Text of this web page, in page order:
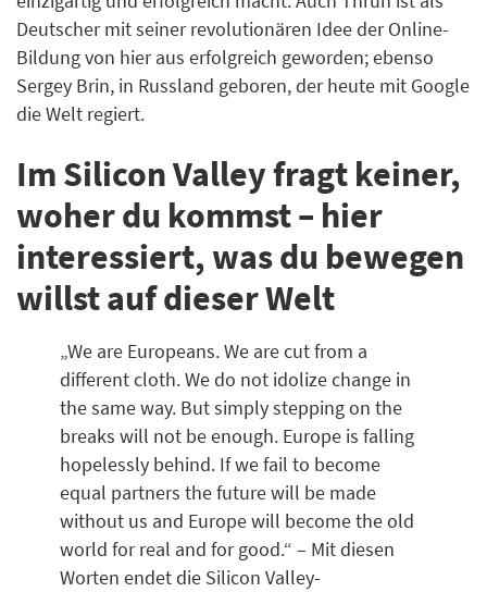
Deutscher mit seiner revolutionären Idee der Online-
Bildung von hier aus erfolgreich geworden; ebenso
Sergey Brin, in Russland geboren, der heute mit Google
die Welt regiert.
Im Silicon Valley fragt keiner,
woher du kommst – hier
interessiert, was du bewegen
willst auf dieser Welt
„We are Europeans. We are cut from a
different cloth. We do not idolize change in
the same way. But simply stepping on the
breaks will not be enough. Europe is falling
hopelessly behind. If we fail to become
equal partners the future will be made
without us and Europe will become the old
world for real and for good.“ – Mit diesen
Worten endet die Silicon Valley-